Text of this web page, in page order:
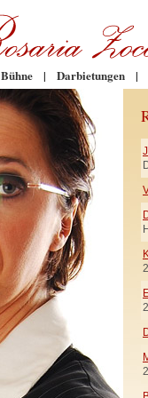
Bühne | Darbietungen |